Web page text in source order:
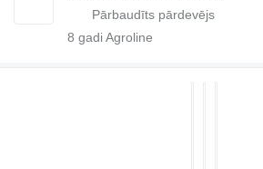
8 gadi Agroline